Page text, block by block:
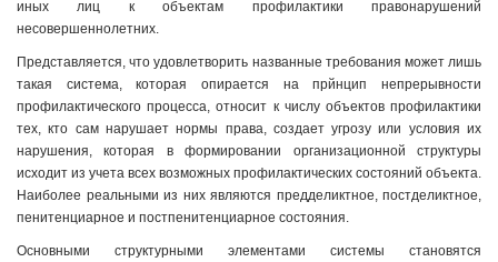
иных лиц к объектам профилактики правонарушений
несовершеннолетних.
Представляется, что удовлетворить названные требования может лишь
такая система, которая опирается на прйнцип непрерывности
профилактического процесса, относит к числу объектов профилактики
тех, кто сам нарушает нормы права, создает угрозу или условия их
нарушения, которая в формировании организационной структуры
исходит из учета всех возможных профилактических состояний объекта.
Наиболее реальными из них являются предделиктное, постделиктное,
пенитенциарное и постпенитенциарное состояния.
Основными структурными элементами системы становятся